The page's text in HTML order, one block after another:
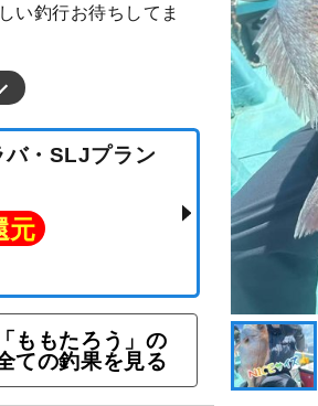
い釣行お待ちしてま
ラバ・SLJプラン
「ももたろう」の
ての釣果を見る